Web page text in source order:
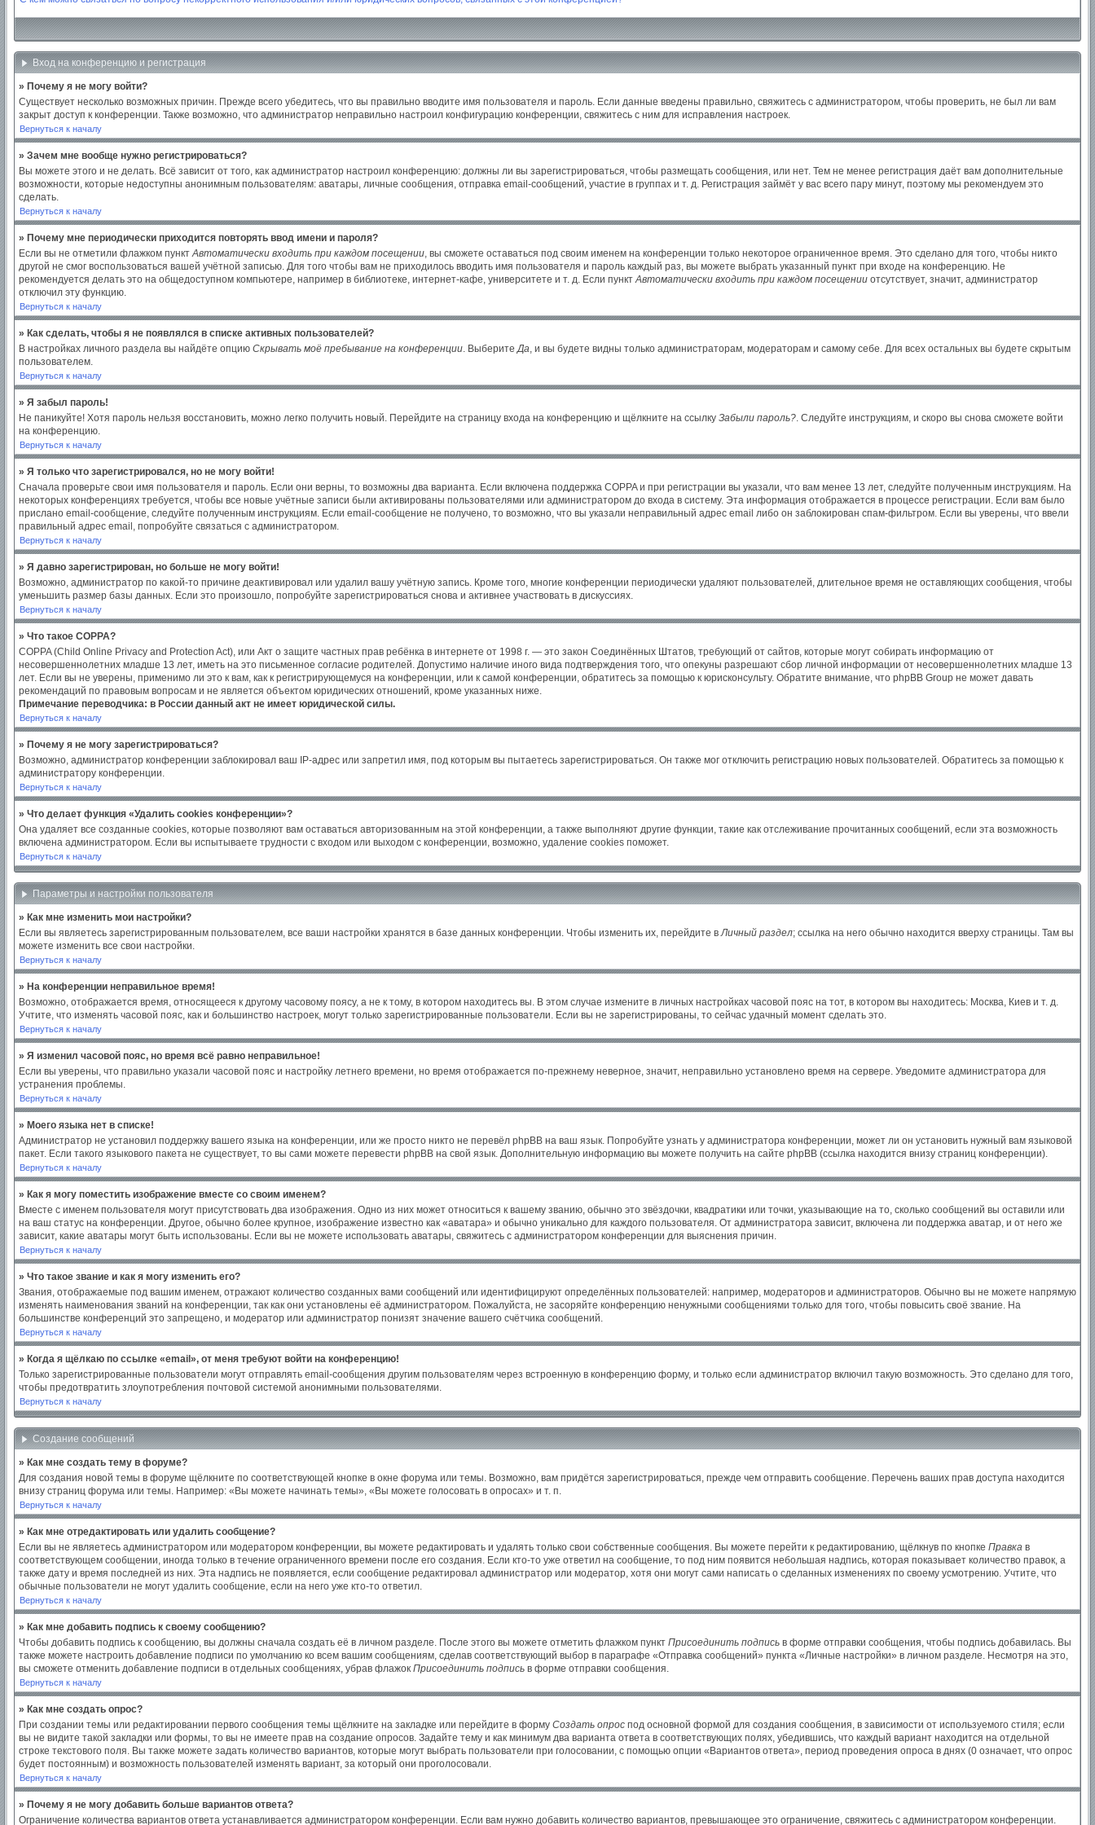
Вход на конференцию и регистрация
» Почему я не могу войти?
Существует несколько возможных причин. Прежде всего убедитесь, что вы правильно вводите имя пользователя и пароль. Если данные введены правильно, свяжитесь с администратором, чтобы проверить, не был ли вам
закрыт доступ к конференции. Также возможно, что администратор неправильно настроил конфигурацию конференции, свяжитесь с ним для исправления настроек.
Вернуться к началу
» Зачем мне вообще нужно регистрироваться?
Вы можете этого и не делать. Всё зависит от того, как администратор настроил конференцию: должны ли вы зарегистрироваться, чтобы размещать сообщения, или нет. Тем не менее регистрация даёт вам дополнительные
возможности, которые недоступны анонимным пользователям: аватары, личные сообщения, отправка email-сообщений, участие в группах и т. д. Регистрация займёт у вас всего пару минут, поэтому мы рекомендуем это
сделать.
Вернуться к началу
» Почему мне периодически приходится повторять ввод имени и пароля?
Если вы не отметили флажком пунктАвтоматически входить при каждом посещении, вы сможете оставаться под своим именем на конференции только некоторое ограниченное время. Это сделано для того, чтобы никто
другой не смог воспользоваться вашей учётной записью. Для того чтобы вам не приходилось вводить имя пользователя и пароль каждый раз, вы можете выбрать указанный пункт при входе на конференцию. Не
рекомендуется делать это на общедоступном компьютере, например в библиотеке, интернет-кафе, университете и т. д. Если пунктАвтоматически входить при каждом посещении отсутствует, значит, администратор
отключил эту функцию.
Вернуться к началу
» Как сделать, чтобы я не появлялся в списке активных пользователей?
В настройках личного раздела вы найдёте опцию Скрывать моё пребывание на конференции. ВыберитеДа, и вы будете видны только администраторам, модераторам и самому себе. Для всех остальных вы будете скрытым
пользователем.
Вернуться к началу
» Я забыл пароль!
Не паникуйте! Хотя пароль нельзя восстановить, можно легко получить новый. Перейдите на страницу входа на конференцию и щёлкните на ссылку Забыли пароль?. Следуйте инструкциям, и скоро вы снова сможете войти
на конференцию.
Вернуться к началу
» Я только что зарегистрировался, но не могу войти!
Сначала проверьте свои имя пользователя и пароль. Если они верны, то возможны два варианта. Если включена поддержка COPPA и при регистрации вы указали, что вам менее 13 лет, следуйте полученным инструкциям. На
некоторых конференциях требуется, чтобы все новые учётные записи были активированы пользователями или администратором до входа в систему. Эта информация отображается в процессе регистрации. Если вам было
прислано email-сообщение, следуйте полученным инструкциям. Если email-сообщение не получено, то возможно, что вы указали неправильный адрес email либо он заблокирован спам-фильтром. Если вы уверены, что ввели
правильный адрес email, попробуйте связаться с администратором.
Вернуться к началу
» Я давно зарегистрирован, но больше не могу войти!
Возможно, администратор по какой-то причине деактивировал или удалил вашу учётную запись. Кроме того, многие конференции периодически удаляют пользователей, длительное время не оставляющих сообщения, чтобы
уменьшить размер базы данных. Если это произошло, попробуйте зарегистрироваться снова и активнее участвовать в дискуссиях.
Вернуться к началу
» Что такое COPPA?
COPPA (Child Online Privacy and Protection Act), или Акт о защите частных прав ребёнка в интернете от 1998 г. — это закон Соединённых Штатов, требующий от сайтов, которые могут собирать информацию от
несовершеннолетних младше 13 лет, иметь на это письменное согласие родителей. Допустимо наличие иного вида подтверждения того, что опекуны разрешают сбор личной информации от несовершеннолетних младше 13
лет. Если вы не уверены, применимо ли это к вам, как к регистрирующемуся на конференции, или к самой конференции, обратитесь за помощью к юрисконсульту. Обратите внимание, что phpBB Group не может давать
рекомендаций по правовым вопросам и не является объектом юридических отношений, кроме указанных ниже.
Примечание переводчика: в России данный акт не имеет юридической силы.
Вернуться к началу
» Почему я не могу зарегистрироваться?
Возможно, администратор конференции заблокировал ваш IP-адрес или запретил имя, под которым вы пытаетесь зарегистрироваться. Он также мог отключить регистрацию новых пользователей. Обратитесь за помощью к
администратору конференции.
Вернуться к началу
» Что делает функция «Удалить cookies конференции»?
Она удаляет все созданные cookies, которые позволяют вам оставаться авторизованным на этой конференции, а также выполняют другие функции, такие как отслеживание прочитанных сообщений, если эта возможность
включена администратором. Если вы испытываете трудности с входом или выходом с конференции, возможно, удаление cookies поможет.
Вернуться к началу
Параметры и настройки пользователя
» Как мне изменить мои настройки?
Если вы являетесь зарегистрированным пользователем, все ваши настройки хранятся в базе данных конференции. Чтобы изменить их, перейдите вЛичный раздел; ссылка на него обычно находится вверху страницы. Там вы
можете изменить все свои настройки.
Вернуться к началу
» На конференции неправильное время!
Возможно, отображается время, относящееся к другому часовому поясу, а не к тому, в котором находитесь вы. В этом случае измените в личных настройках часовой пояс на тот, в котором вы находитесь: Москва, Киев и т. д.
Учтите, что изменять часовой пояс, как и большинство настроек, могут только зарегистрированные пользователи. Если вы не зарегистрированы, то сейчас удачный момент сделать это.
Вернуться к началу
» Я изменил часовой пояс, но время всё равно неправильное!
Если вы уверены, что правильно указали часовой пояс и настройку летнего времени, но время отображается по-прежнему неверное, значит, неправильно установлено время на сервере. Уведомите администратора для
устранения проблемы.
Вернуться к началу
» Моего языка нет в списке!
Администратор не установил поддержку вашего языка на конференции, или же просто никто не перевёл phpBB на ваш язык. Попробуйте узнать у администратора конференции, может ли он установить нужный вам языковой
пакет. Если такого языкового пакета не существует, то вы сами можете перевести phpBB на свой язык. Дополнительную информацию вы можете получить на сайте phpBB (ссылка находится внизу страниц конференции).
Вернуться к началу
» Как я могу поместить изображение вместе со своим именем?
Вместе с именем пользователя могут присутствовать два изображения. Одно из них может относиться к вашему званию, обычно это звёздочки, квадратики или точки, указывающие на то, сколько сообщений вы оставили или
на ваш статус на конференции. Другое, обычно более крупное, изображение известно как «аватара» и обычно уникально для каждого пользователя. От администратора зависит, включена ли поддержка аватар, и от него же
зависит, какие аватары могут быть использованы. Если вы не можете использовать аватары, свяжитесь с администратором конференции для выяснения причин.
Вернуться к началу
» Что такое звание и как я могу изменить его?
Звания, отображаемые под вашим именем, отражают количество созданных вами сообщений или идентифицируют определённых пользователей: например, модераторов и администраторов. Обычно вы не можете напрямую
изменять наименования званий на конференции, так как они установлены её администратором. Пожалуйста, не засоряйте конференцию ненужными сообщениями только для того, чтобы повысить своё звание. На
большинстве конференций это запрещено, и модератор или администратор понизят значение вашего счётчика сообщений.
Вернуться к началу
» Когда я щёлкаю по ссылке «email», от меня требуют войти на конференцию!
Только зарегистрированные пользователи могут отправлять email-сообщения другим пользователям через встроенную в конференцию форму, и только если администратор включил такую возможность. Это сделано для того,
чтобы предотвратить злоупотребления почтовой системой анонимными пользователями.
Вернуться к началу
Создание сообщений
» Как мне создать тему в форуме?
Для создания новой темы в форуме щёлкните по соответствующей кнопке в окне форума или темы. Возможно, вам придётся зарегистрироваться, прежде чем отправить сообщение. Перечень ваших прав доступа находится
внизу страниц форума или темы. Например: «Вы можете начинать темы», «Вы можете голосовать в опросах» и т. п.
Вернуться к началу
» Как мне отредактировать или удалить сообщение?
Если вы не являетесь администратором или модератором конференции, вы можете редактировать и удалять только свои собственные сообщения. Вы можете перейти к редактированию, щёлкнув по кнопке Правка в
соответствующем сообщении, иногда только в течение ограниченного времени после его создания. Если кто-то уже ответил на сообщение, то под ним появится небольшая надпись, которая показывает количество правок, а
также дату и время последней из них. Эта надпись не появляется, если сообщение редактировал администратор или модератор, хотя они могут сами написать о сделанных изменениях по своему усмотрению. Учтите, что
обычные пользователи не могут удалить сообщение, если на него уже кто-то ответил.
Вернуться к началу
» Как мне добавить подпись к своему сообщению?
Чтобы добавить подпись к сообщению, вы должны сначала создать её в личном разделе. После этого вы можете отметить флажком пункт Присоединить подпись в форме отправки сообщения, чтобы подпись добавилась. Вы
также можете настроить добавление подписи по умолчанию ко всем вашим сообщениям, сделав соответствующий выбор в параграфе «Отправка сообщений» пункта «Личные настройки» в личном разделе. Несмотря на это,
вы сможете отменить добавление подписи в отдельных сообщениях, убрав флажок Присоединить подпись в форме отправки сообщения.
Вернуться к началу
» Как мне создать опрос?
При создании темы или редактировании первого сообщения темы щёлкните на закладке или перейдите в форму Создать опрос под основной формой для создания сообщения, в зависимости от используемого стиля; если
вы не видите такой закладки или формы, то вы не имеете прав на создание опросов. Задайте тему и как минимум два варианта ответа в соответствующих полях, убедившись, что каждый вариант находится на отдельной
строке текстового поля. Вы также можете задать количество вариантов, которые могут выбрать пользователи при голосовании, с помощью опции «Вариантов ответа», период проведения опроса в днях (0 означает, что опрос
будет постоянным) и возможность пользователей изменять вариант, за который они проголосовали.
Вернуться к началу
» Почему я не могу добавить больше вариантов ответа?
Ограничение количества вариантов ответа устанавливается администратором конференции. Если вам нужно добавить количество вариантов, превышающее это ограничение, свяжитесь с администратором конференции.